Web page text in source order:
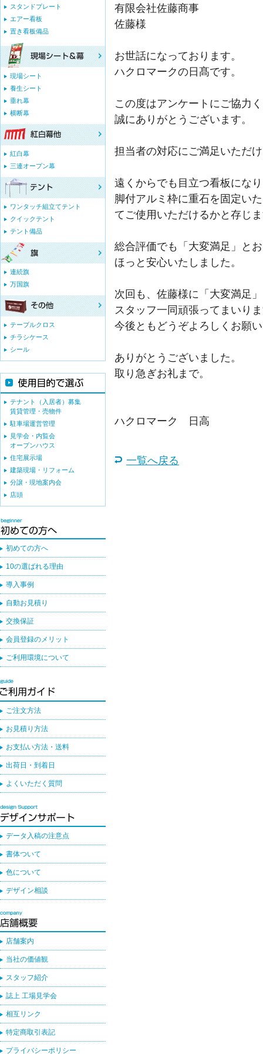
有限会社佐藤商事
佐藤様
お世話になっております。
ハクロマークの日髙です。
この度はアンケートにご協力
誠にありがとうございます。
担当者の対応にご満足いただ
遠くからでも目立つ看板にな
脚付アルミ枠に重石を固定い
てご使用いただけるかと存じ
総合評価でも「大変満足」と
ほっと安心いたしました。
次回も、佐藤様に「大変満足
スタッフ一同頑張ってまいり
今後ともどうぞよろしくお願
ありがとうございました。
取り急ぎお礼まで。
ハクロマーク 日高
一覧へ戻る
スタンドプレート
エアー看板
置き看板備品
現場シート
養生シート
垂れ幕
横断幕
紅白幕
三連オープン幕
ワンタッチ組立てテント
クイックテント
テント備品
連続旗
万国旗
テーブルクロス
チラシケース
シール
テナント（入居者）募集
賃貸管理・売物件
駐車場運営管理
見学会・内覧会
オープンハウス
住宅展示場
建築現場・リフォーム
分譲・現地案内会
店頭
初めての方へ
10の選ばれる理由
導入事例
自動お見積り
交換保証
会員登録のメリット
ご利用環境について
ご注文方法
お見積り方法
お支払い方法・送料
出荷日・到着日
よくいただく質問
データ入稿の注意点
書体ついて
色について
デザイン相談
店舗案内
当社の価値観
スタッフ紹介
誌上 工場見学会
相互リンク
特定商取引表記
プライバシーポリシー